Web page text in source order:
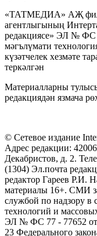
«ТАТМЕДИА» АҖ
агентлыгының
редакциясе» ЭЛ № ФС
мәгълүмати
күзәтчелек хезмәте
теркәлгән
Материалларны
редакциядән язмача
© Сетевое издание
Адрес редакции:
Декабристов, д. 2.
(1304) Эл.почта
редактор Гареев Р.И.
материалы 16+. СМИ
службой по надзору в
технологий и
ЭЛ № ФС 77 - 77652 от
23 Федерального